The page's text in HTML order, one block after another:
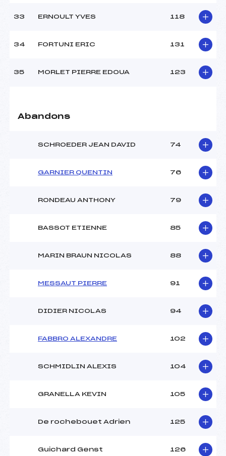
33 ERNOULT YVES 118
34 FORTUNI ERIC 131
35 MORLET PIERRE EDOUA 123
Abandons
SCHROEDER JEAN DAVID 74
GARNIER QUENTIN 76
RONDEAU ANTHONY 79
BASSOT ETIENNE 85
MARIN BRAUN NICOLAS 88
MESSAUT PIERRE 91
DIDIER NICOLAS 94
FABBRO ALEXANDRE 102
SCHMIDLIN ALEXIS 104
GRANELLA KEVIN 105
De rochebouet Adrien 125
Guichard Genst 126